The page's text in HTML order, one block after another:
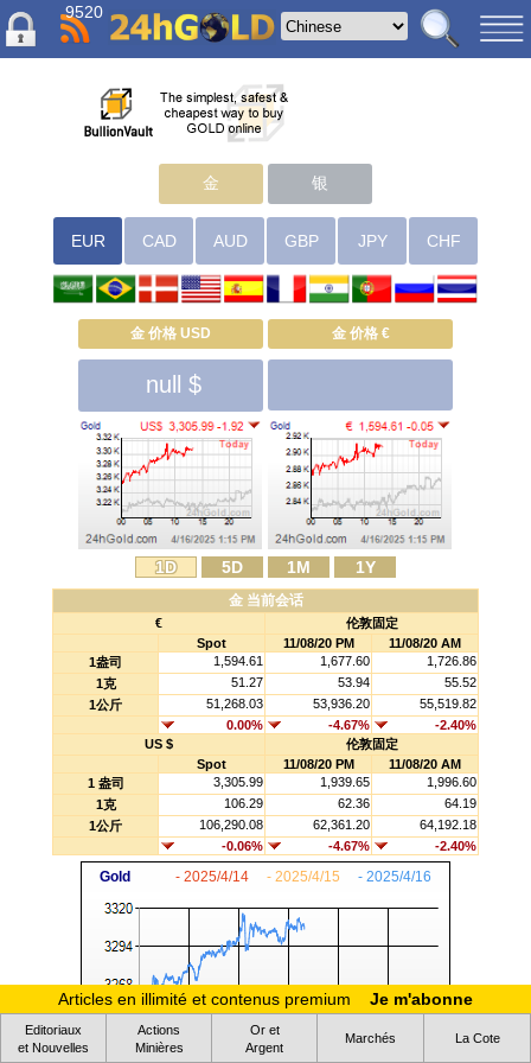
9520
金 银
EUR CAD AUD GBP JPY CHF
金 价格 USD 金 价格 €
null $
1D 5D 1M 1Y
金 当前会话
€
伦敦固定
Spot
11/08/20 PM
11/08/20 AM
1盎司
1,594.61 1,677.60
1,726.86
1克
51.27 53.94
55.52
1公斤
51,268.03 53,936.20
55,519.82
0.00%
-4.67%
-2.40%
US $
伦敦固定
Spot
11/08/20 PM
11/08/20 AM
1 盎司
3,305.99 1,939.65
1,996.60
1克
106.29 62.36
64.19
1公斤
106,290.08 62,361.20
64,192.18
-0.06%
-4.67% -2.40%
Gold - 2025/4/16
- 2025/4/15
- 2025/4/14
Articles en illimité et contenus premium Je m'abonne
Editoriaux
et Nouvelles
Actions
Minières
Or et
Argent
Marchés La Cote